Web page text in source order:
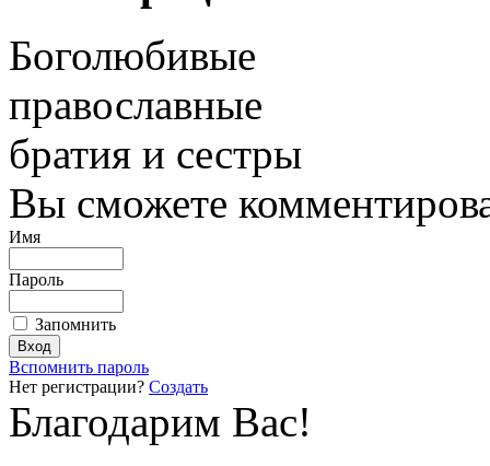
Боголюбивые
православные
братия и сестры
Вы сможете
Имя
Пароль
Запомнить
Вспомнить пароль
Нет регистрации? Создать
Благодарим Вас!